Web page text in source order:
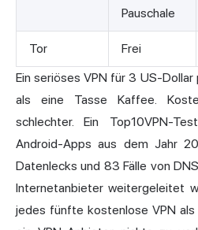
Pauschale
Tor Frei
Ein seriöses VPN für 3 US-
als eine Tasse Kaffee.
schlechter. Ein Top10VPN-
Android-Apps aus dem Jahr
Datenlecks und 83 Fälle von
Internetanbieter weitergeleitet
jedes fünfte kostenlose VPN als